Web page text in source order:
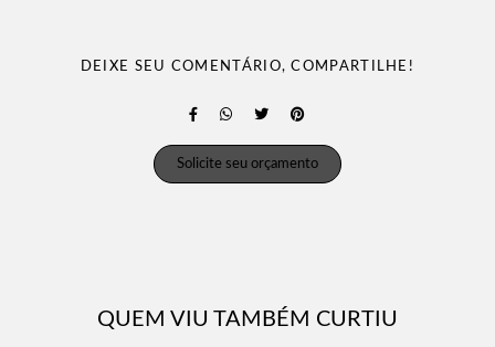
DEIXE SEU COMENTÁRIO, COMPARTILHE!
Solicite seu orçamento
QUEM VIU TAMBÉM CURTIU